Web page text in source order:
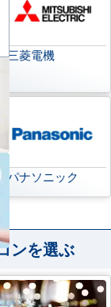
三菱電機
パナソニック
ンを選ぶ